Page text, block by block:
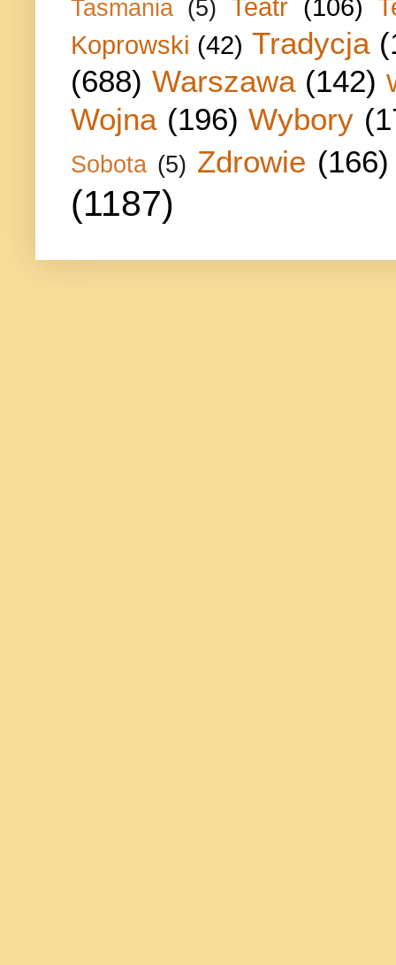
Tasmania (5) Teatr (106)
Koprowski (42) Tradycja
(688) Warszawa (142)
Wojna (196) Wybory
Sobota (5) Zdrowie (166)
(1187)